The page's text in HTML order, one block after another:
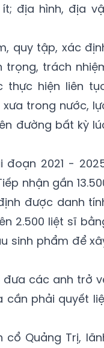
địa hình, địa
quy tập, xác
trọng, trách
thực hiện liên
trong nước,
đường bất kỳ
đoạn 2021 -
nhận gần
được danh
2.500 liệt sĩ
sinh phẩm để
các anh trở
cần phải quyết
Quảng Trị,